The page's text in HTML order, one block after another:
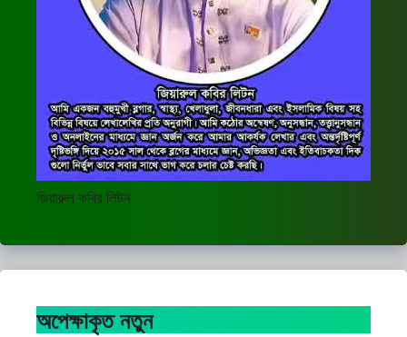
জিয়ারুল কবির লিটন
অপেক্ষাকৃত নতুন